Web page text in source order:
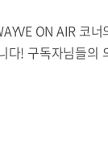
ON AIR 코너
다! 구독자님들의